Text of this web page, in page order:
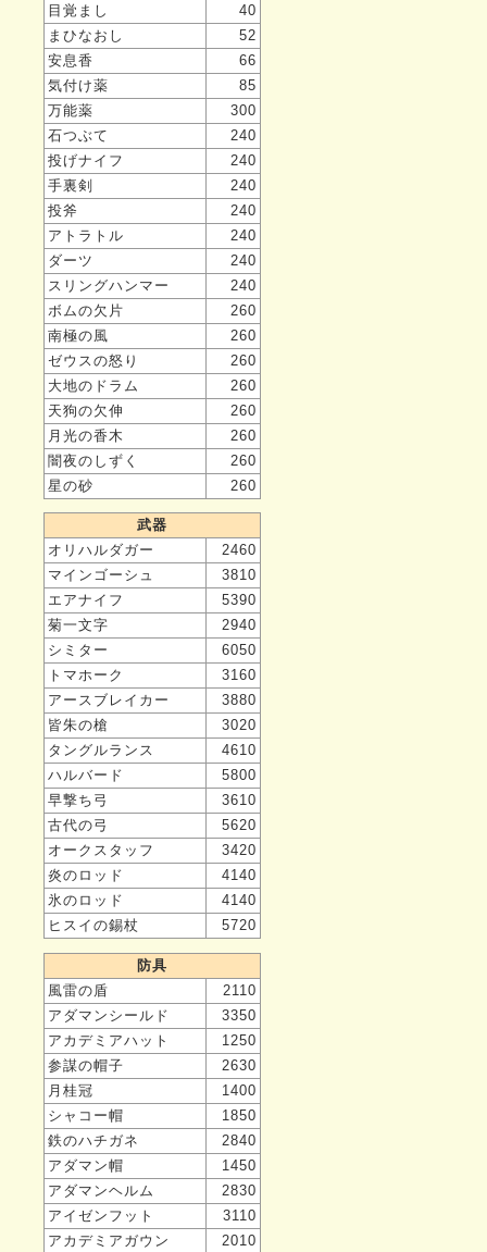
目覚まし
40
まひなおし
52
安息香
66
気付け薬
85
万能薬
300
石つぶて
240
投げナイフ
240
手裏剣
240
投斧
240
アトラトル
240
ダーツ
240
スリングハンマー
240
ボムの欠片
260
南極の風
260
ゼウスの怒り
260
大地のドラム
260
天狗の欠伸
260
月光の香木
260
闇夜のしずく
260
星の砂
260
武器
オリハルダガー
2460
マインゴーシュ
3810
エアナイフ
5390
菊一文字
2940
シミター
6050
トマホーク
3160
アースブレイカー
3880
皆朱の槍
3020
タングルランス
4610
ハルバード
5800
早撃ち弓
3610
古代の弓
5620
オークスタッフ
3420
炎のロッド
4140
氷のロッド
4140
ヒスイの錫杖
5720
防具
風雷の盾
2110
アダマンシールド
3350
アカデミアハット
1250
参謀の帽子
2630
月桂冠
1400
シャコー帽
1850
鉄のハチガネ
2840
アダマン帽
1450
アダマンヘルム
2830
アイゼンフット
3110
アカデミアガウン
2010